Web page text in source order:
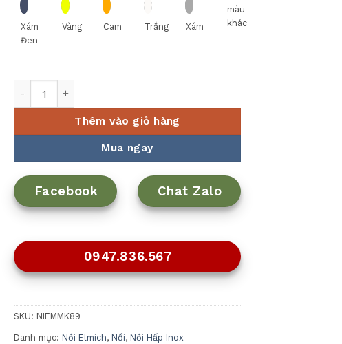
Xám
Đen
Vàng Cam Trắng Xám
màu
khác
Thêm vào giỏ hàng
Mua ngay
Facebook Chat Zalo
0947.836.567
SKU: NIEMMK89
Danh mục: Nồi Elmich, Nồi, Nồi Hấp Inox